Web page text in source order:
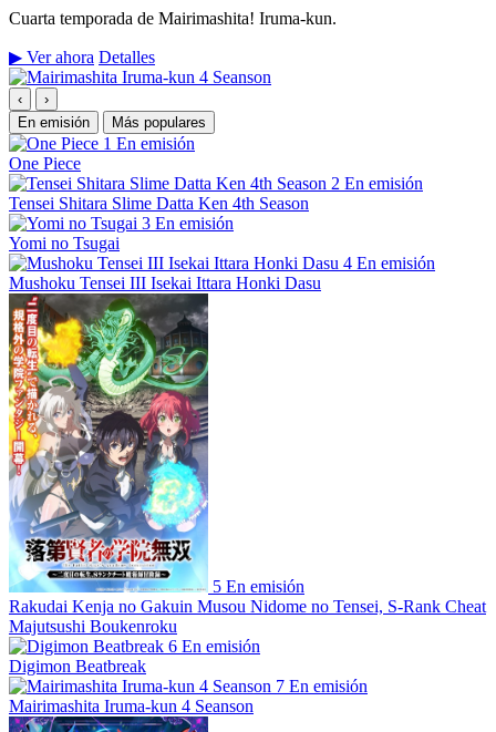
Cuarta temporada de Mairimashita! Iruma-kun.
▶ Ver ahora Detalles
‹
›
En emisión
Más populares
1 En emisión
One Piece
2 En emisión
Tensei Shitara Slime Datta Ken 4th Season
3 En emisión
Yomi no Tsugai
4 En emisión
Mushoku Tensei III Isekai Ittara Honki Dasu
5 En emisión
Rakudai Kenja no Gakuin Musou Nidome no Tensei, S-Rank Cheat
Majutsushi Boukenroku
6 En emisión
Digimon Beatbreak
7 En emisión
Mairimashita Iruma-kun 4 Seanson